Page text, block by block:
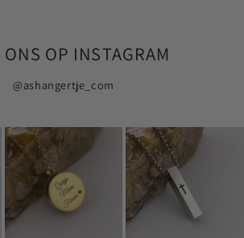
ONS OP INSTAGRAM
@ashangertje_com